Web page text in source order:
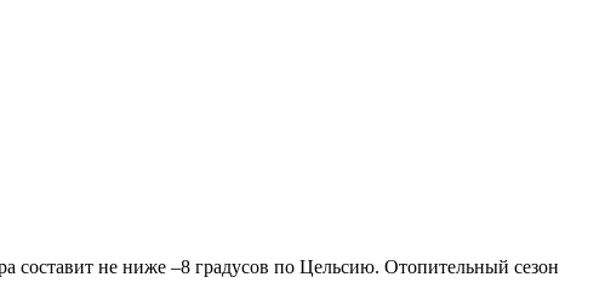
составит не ниже –8 градусов по Цельсию. Отопительный сезон